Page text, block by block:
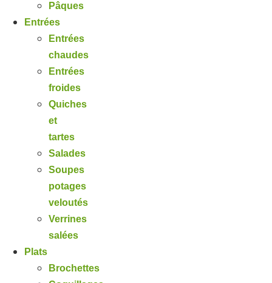
Pâques
Entrées
Entrées
chaudes
Entrées
froides
Quiches
et
tartes
Salades
Soupes
potages
veloutés
Verrines
salées
Plats
Brochettes